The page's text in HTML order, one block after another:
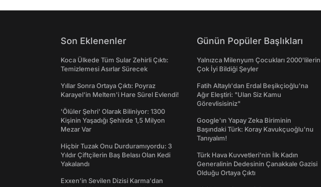
Son Eklenenler
Koca Ülkede Tüm Sular Zehirli Çıktı:
Temizlemesi Asırlar Sürecek
Yıllar Sonra Ortaya Çıktı: Poyraz
Karayel'in Meltem'i Hare Sürel Evlendi!
'Ölüler Şehri' Olarak Biliniyor: 1300
Kişinin Yaşadığı Şehirde 1,5 Milyon
Mezar Var
Hiçbir Tuzak Onu Durduramıyordu: 3
Yıldır Çiftçilerin Baş Belası Olan Kedi
Yakalandı
Exxen'in Sevilen Dizisi Karma'dan
Günün Popüler Başlıkları
Yalnızca Milenyum Çocukları 2000'lilerin
Çok İyi Bildiği Şeyler
Fatih Altaylı'dan Erdal Beşikçioğlu'na
Ağır Eleştiri: "Ulan Siz Kamu
Görevlisisiniz"
Google'ın Yapay Zeka Biriminin
Başındaki Türk: Koray Kavukçuoğlu'nu
Tanıyalım!
Türk Hava Kuvvetleri'nin İlk Kadın
Generalinin Dedesinin Çanakkale Gazisi
Olduğu Ortaya Çıktı